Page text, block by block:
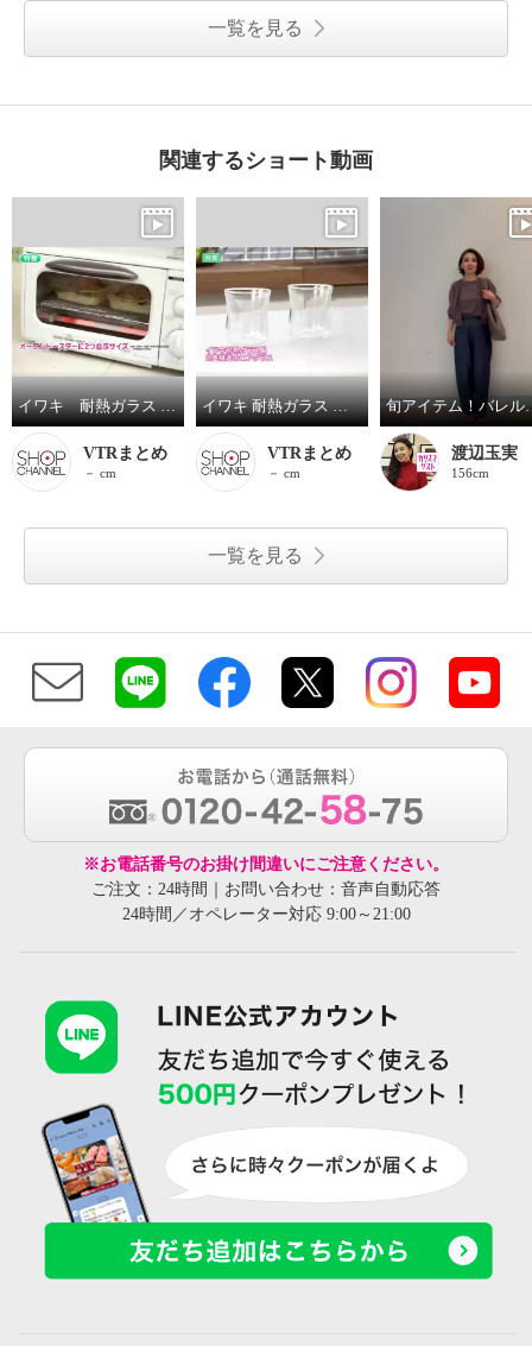
一覧を見る
関連するショート動画
イワキ 耐熱ガラス フタ付き オーブントースター皿 ハーフ ３点セット
VTRまとめ
－ cm
イワキ 耐熱ガラス ２重構造グラス エアグラス２個セット
VTRまとめ
－ cm
旬アイ
渡辺玉実
156cm
一覧を見る
※お電話番号のお掛け間違いにご注意ください。
ご注文：24時間｜お問い合わせ：音声自動応答
24時間／オペレーター対応 9:00～21:00